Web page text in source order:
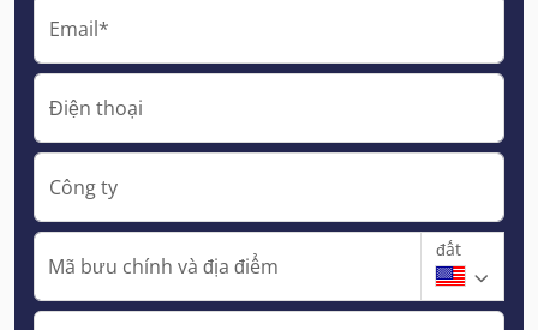
Email*
Điện thoại
Công ty
Mã bưu chính và địa điểm
đất